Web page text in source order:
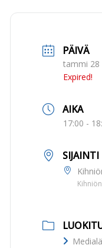
PÄIVÄ
tammi 28
Expired!
AIKA
17:00 -
SIJAINTI